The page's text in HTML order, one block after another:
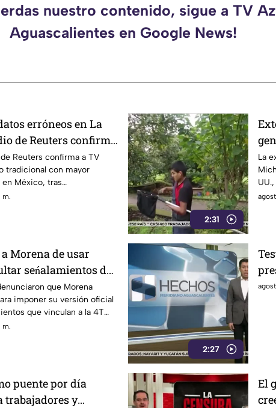
nuestro contenido, sigue a TV
Aguascalientes en Google News!
erróneos en La
de Reuters confirma
en alcance y
Reuters confirma a TV
tradicional con mayor
México, tras
m.
2:31
La
Morena de usar
seńalamientos de
que Morena
imponer su versión oficial
que vinculan a la 4T
m.
2:27
a
puente por día
trabajadores y
El